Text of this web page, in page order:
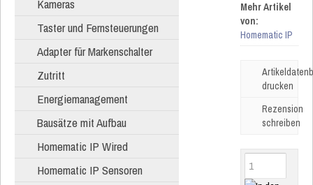
Kameras
Taster und Fernsteuerungen
Adapter für Markenschalter
Zutritt
Energiemanagement
Bausätze mit Aufbau
Homematic IP Wired
Homematic IP Sensoren
Mehr Artikel
von:
Homematic IP
drucken
Rezension
schreiben